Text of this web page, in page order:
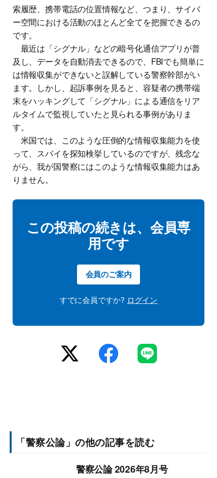
索履歴、携帯電話の位置情報など、つまり、サイバ
ー空間における活動のほとんど全てを把握できるの
です。
最近は「シグナル」などの暗号化通信アプリが普
及し、データを自動消去できるので、FBIでも簡単に
は情報収集ができないと誤解している警察幹部がい
ます。しかし、起訴事例を見ると、容疑者の携帯端
末をハッキングして「シグナル」による通信をリア
ルタイムで監視していたと見られる事例がありま
す。
米国では、このような圧倒的な情報収集能力を使
って、スパイを探知検挙しているのですが、残念な
がら、我が国警察にはこのような情報収集能力はあ
りません。
この投稿の続きは、会員専
用です
会員のご案内
すでに会員ですか? ログイン
「警察公論」の他の記事を読む
警察公論 2026年8月号